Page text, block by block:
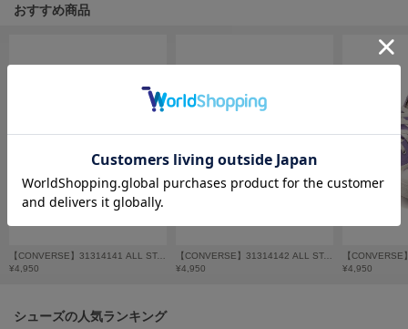
ジェラート ピケ
GELATO PIQUE CAT&DOG
ジェラート ピケ キャットアンドドッグ
gelato pique Sleep
おすすめ商品
【CONVERSE】31314141 ALL STAR CL HI / CHIIKAWA
¥4,950
【CONVERSE】31314142 ALL STAR CL HI / CHIIKAWA
¥4,950
¥4,950
シューズの人気ランキング